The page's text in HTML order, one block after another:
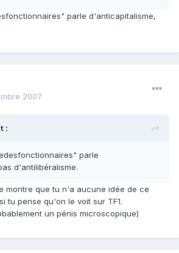
parle d'anticapitalisme,
2007
:
parle
d'antilibéralisme.
montre que tu n'a aucune idée de ce
tu pense qu'on le voit sur TF1.
un pénis microscopique)